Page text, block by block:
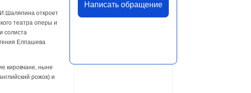
откроет
театра оперы и
солиста
Елпашева
кировчане, ныне
рожок) и
Написать обращение